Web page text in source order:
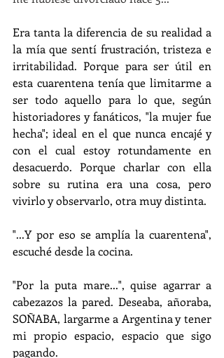
Era tanta la diferencia de su realidad a
la mía que sentí frustración, tristeza e
irritabilidad. Porque para ser útil en
esta cuarentena tenía que limitarme a
ser todo aquello para lo que, según
historiadores y fanáticos, "la mujer fue
hecha"; ideal en el que nunca encajé y
con el cual estoy rotundamente en
desacuerdo. Porque charlar con ella
sobre su rutina era una cosa, pero
vivirlo y observarlo, otra muy distinta.
"...Y por eso se amplía la cuarentena",
escuché desde la cocina.
"Por la puta mare...", quise agarrar a
cabezazos la pared. Deseaba, añoraba,
SOÑABA, largarme a Argentina y tener
mi propio espacio, espacio que sigo
pagando.